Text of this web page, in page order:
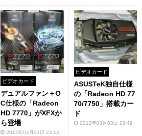
ビデオカード
デュアルファン＋O
C仕様の「Radeon
HD 7770」がXFXか
ら登場
2012年03月01日 23:14
ビデオカード
ASUSTeK独自仕様
の「Radeon HD 77
70/7750」搭載カー
ド
2012年03月03日 23:49